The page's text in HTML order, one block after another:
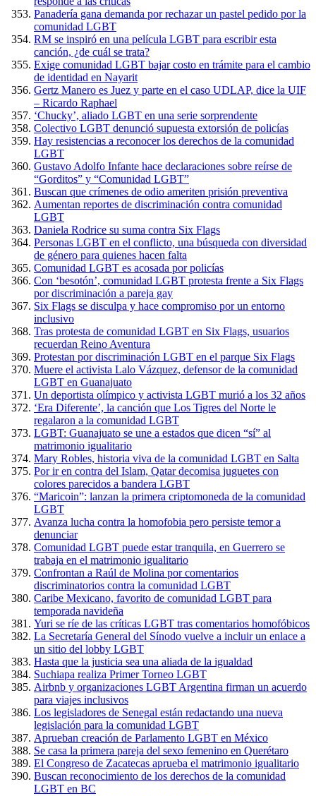
Panadería gana demanda por rechazar un pastel pedido por la
comunidad LGBT
RM se inspiró en una película LGBT para escribir esta
canción, ¿de cuál se trata?
Exige comunidad LGBT bajar costo en trámite para el cambio
de identidad en Nayarit
Gertz Manero es Juez y parte en el caso UDLAP, dice la UIF
– Ricardo Raphael
‘Chucky’, aliado LGBT en una serie sorprendente
Colectivo LGBT denunció supuesta extorsión de policías
Hay resistencias a reconocer los derechos de la comunidad
LGBT
Gustavo Adolfo Infante hace declaraciones sobre reírse de
“Gorditos” y “Comunidad LGBT”
Buscan que crímenes de odio ameriten prisión preventiva
Aumentan reportes de discriminación contra comunidad
LGBT
Daniela Rodrice su suma contra Six Flags
Personas LGBT en el conflicto, una búsqueda con diversidad
de género para quienes hacen falta
Comunidad LGBT es acosada por policías
Con ‘besotón’, comunidad LGBT protesta frente a Six Flags
por discriminación a pareja gay
Six Flags se disculpa y hace compromiso por un entorno
inclusivo
Tras protesta de comunidad LGBT en Six Flags, usuarios
recuerdan Reino Aventura
Protestan por discriminación LGBT en el parque Six Flags
Muere el activista Lalo Vázquez, defensor de la comunidad
LGBT en Guanajuato
Un deportista olímpico y activista LGBT murió a los 32 años
‘Era Diferente’, la canción que Los Tigres del Norte le
regalaron a la comunidad LGBT
LGBT: Guanajuato se une a estados que dicen “sí” al
matrimonio igualitario
Mary Robles, historia viva de la comunidad LGBT en Salta
Por ir en contra del Islam, Qatar decomisa juguetes con
colores parecidos a bandera LGBT
“Maricoin”: lanzan la primera criptomoneda de la comunidad
LGBT
Avanza lucha contra la homofobia pero persiste temor a
denunciar
Comunidad LGBT puede estar tranquila, en Guerrero se
trabaja en el matrimonio igualitario
Confrontan a Raúl de Molina por comentarios
discriminatorios contra la comunidad LGBT
Caribe Mexicano, favorito de comunidad LGBT para
temporada navideña
Yuri se ríe de las críticas LGBT tras comentarios homofóbicos
La Secretaría General del Sínodo vuelve a incluir un enlace a
un sitio del lobby LGBT
Hasta que la justicia sea una aliada de la igualdad
Suchiapa realiza Primer Torneo LGBT
Airbnb y organizaciones LGBT Argentina firman un acuerdo
para viajes inclusivos
Los legisladores de Senegal están redactando una nueva
legislación para la comunidad LGBT
Aprueban creación de Parlamento LGBT en México
Se casa la primera pareja del sexo femenino en Querétaro
El Congreso de Zacatecas aprueba el matrimonio igualitario
Buscan reconocimiento de los derechos de la comunidad
LGBT en BC